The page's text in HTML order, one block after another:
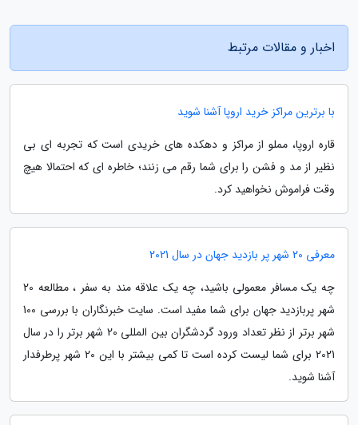
اخبار و مقالات مرتبط
با برترین مراکز خرید اروپا آشنا شوید
قاره اروپا، مملو از مراکز و دهکده های خریدی است که تجربه ای بی
نظیر از مد و فشن را برای شما رقم می زنند؛ خاطره ای که احتمالا هیچ
وقت فراموش نخواهید کرد.
معرفی 20 شهر پر بازدید جهان در سال 2021
چه یک مسافر معمولی باشید، چه یک علاقه مند به سفر ، مطالعه 20
شهر پربازدید جهان برای شما مفید است. سایت خبرنگاران با بررسی 100
شهر برتر از نظر تعداد ورود گردشگران بین المللی 20 شهر برتر را در سال
2021 برای شما لیست کرده است تا کمی بیشتر با این 20 شهر پرطرفدار
آشنا شوید.